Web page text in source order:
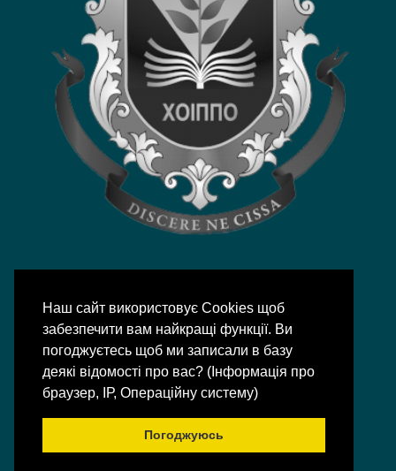
Наш сайт використовує Сookies щоб
забезпечити вам найкращі функції. Ви
погоджуєтесь щоб ми записали в базу
деякі відомості про вас? (Інформація про
браузер, ІР, Операційну систему)
Погоджуюсь
© 2007 - 2026 | ХОЦНТТУМ